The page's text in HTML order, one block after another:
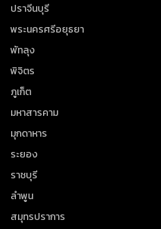
ปราจีนบุรี
พระนครศรีอยุธยา
พัทลุง
พิจิตร
ภูเก็ต
มหาสารคาม
มุกดาหาร
ระยอง
ราชบุรี
ลำพูน
สมุทรปราการ